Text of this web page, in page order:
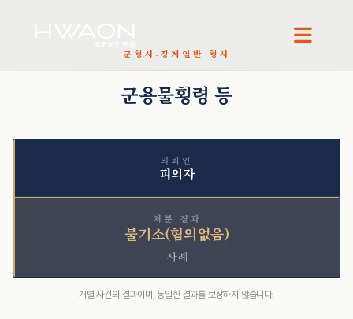
군형사·징계 일반 형사
군용물횡령 등
의뢰인
피의자
처분 결과
불기소(혐의없음)
사례
개별 사건의 결과이며, 동일한 결과를 보장하지 않습니다.